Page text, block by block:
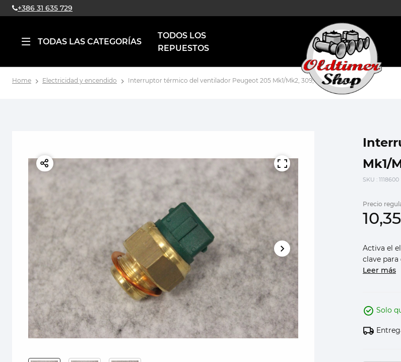
+386 31 635 729
TODAS LAS CATEGORÍAS
TODOS LOS
REPUESTOS
Home Electricidad y encendido Interruptor térmico del ventilador Peugeot 205 Mk1/Mk2, 309, 405
Mk1/
SKU : 1118600
Precio
10,35
Activa el
clave
Leer más
Solo